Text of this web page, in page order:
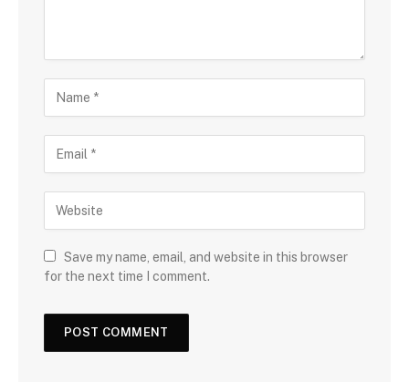
Save my name, email, and website in this browser
for the next time I comment.